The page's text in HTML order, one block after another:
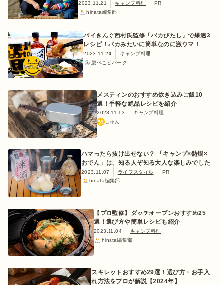
2023.11.21 キャンプ料理
PR
hinata編集部
バイきんぐ西村氏監修「バカびたし」で爆速3
レシピ！バカみたいに簡単なのに激ウマ！
2023.11.20
キャンプ料理
腹ぺこビバーク
メスティンのおすすめ炊き込みご飯10
選！手軽な絶品レシピを紹介
2023.11.13
キャンプ料理
しゅん
ハマったら抜け出せない？ 「キャンプ×熱燗×
おでん」は、知る人ぞ知る大人な楽しみでした
2023.11.07 ライフスタイル
PR
hinata編集部
【プロ監修】ダッチオーブンおすすめ25
選！選び方や簡単レシピも紹介
2023.11.04
キャンプ料理
hinata編集部
スキレットおすすめ29選！選び方・お手入
れ方法をプロが解説【2024年】